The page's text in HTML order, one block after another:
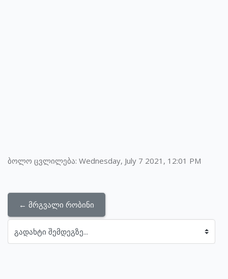
ბოლო ცვლილება: Wednesday, July 7 2021, 12:01 PM
← მრგვალი რობინი
გადახტი შემდეგზე...